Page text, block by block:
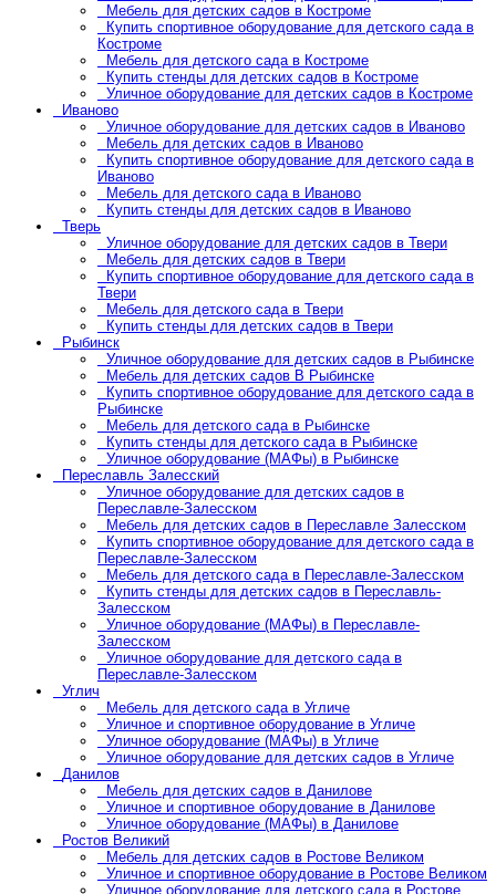
Мебель для детских садов в Костроме
Купить спортивное оборудование для детского сада в
Костроме
Мебель для детского сада в Костроме
Купить стенды для детских садов в Костроме
Уличное оборудование для детских садов в Костроме
Иваново
Уличное оборудование для детских садов в Иваново
Мебель для детских садов в Иваново
Купить спортивное оборудование для детского сада в
Иваново
Мебель для детского сада в Иваново
Купить стенды для детских садов в Иваново
Тверь
Уличное оборудование для детских садов в Твери
Мебель для детских садов в Твери
Купить спортивное оборудование для детского сада в
Твери
Мебель для детского сада в Твери
Купить стенды для детских садов в Твери
Рыбинск
Уличное оборудование для детских садов в Рыбинске
Мебель для детских садов В Рыбинске
Купить спортивное оборудование для детского сада в
Рыбинске
Мебель для детского сада в Рыбинске
Купить стенды для детского сада в Рыбинске
Уличное оборудование (МАФы) в Рыбинске
Переславль Залесский
Уличное оборудование для детских садов в
Переславле-Залесском
Мебель для детских садов в Переславле Залесском
Купить спортивное оборудование для детского сада в
Переславле-Залесском
Мебель для детского сада в Переславле-Залесском
Купить стенды для детских садов в Переславль-
Залесском
Уличное оборудование (МАФы) в Переславле-
Залесском
Уличное оборудование для детского сада в
Переславле-Залесском
Углич
Мебель для детского сада в Угличе
Уличное и спортивное оборудование в Угличе
Уличное оборудование (МАФы) в Угличе
Уличное оборудование для детских садов в Угличе
Данилов
Мебель для детских садов в Данилове
Уличное и спортивное оборудование в Данилове
Уличное оборудование (МАФы) в Данилове
Ростов Великий
Мебель для детских садов в Ростове Великом
Уличное и спортивное оборудование в Ростове Великом
Уличное оборудование для детского сада в Ростове